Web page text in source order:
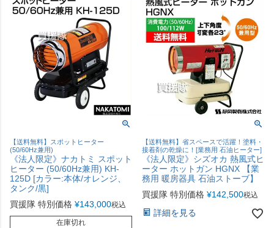
【送料無料】スポットヒーター
(50/60Hz兼用)
《法人限定》ナカトミ スポット
ヒーター (50/60Hz兼用) KH-
125D [カラー:本体/オレンジ、
タンク/黒]
買援隊 特別価格 ¥143,000税込
在庫切れ
【送料無料】省スペースで活躍！塗料・
接着剤の乾燥に！[業務用 石油ヒーター]
《法人限定》シズオカ 熱風式ヒ
ーター ホットガン HGNX 【業
務用 暖房器具 石油ストーブ】
買援隊 特別価格 ¥142,500税込
詳細を見る